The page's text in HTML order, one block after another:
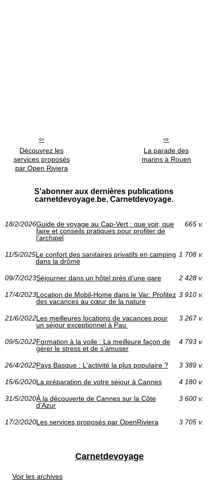
Découvrez les
services proposés
par Open Riviera
La parade des
marins à Rouen
S'abonner aux dernières publications
carnetdevoyage.be, Carnetdevoyage.
18/2/2026Guide de voyage au Cap‑Vert : que voir, que
faire et conseils pratiques pour profiter de
l’archipel
665 v.
11/5/2025Le confort des sanitaires privatifs en camping
dans la drôme
1 708 v.
09/7/2023Séjourner dans un hôtel près d'une gare 2 428 v.
17/4/2023Location de Mobil-Home dans le Var: Profitez
des vacances au cœur de la nature
3 910 v.
21/6/2022Les meilleures locations de vacances pour
un séjour exceptionnel à Pau
3 267 v.
09/5/2022Formation à la voile : La meilleure façon de
gérer le stress et de s'amuser
4 793 v.
26/4/2022Pays Basque : L'activité la plus populaire ? 3 389 v.
15/6/2020La préparation de votre séjour à Cannes 4 180 v.
31/5/2020À la découverte de Cannes sur la Côte
d'Azur
3 600 v.
17/2/2020Les services proposés par OpenRiviera 3 705 v.
Carnetdevoyage
Voir les archives